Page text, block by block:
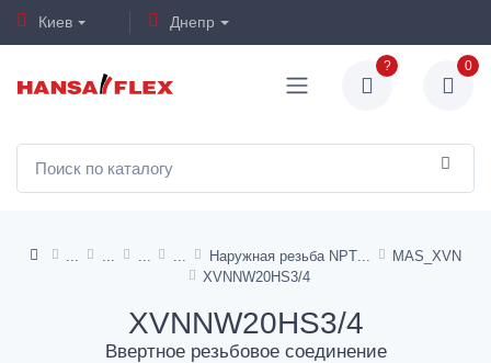
Киев Днепр
? 0
Наружная резьба NPT
MAS_XVN
XVNNW20HS3/4
XVNNW20HS3/4
Ввертное резьбовое соединение